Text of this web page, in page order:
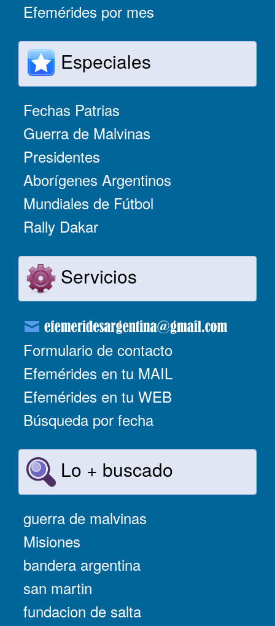
Efemérides por mes
Especiales
Fechas Patrias
Guerra de Malvinas
Presidentes
Aborígenes Argentinos
Mundiales de Fútbol
Rally Dakar
Servicios
Formulario de contacto
Efemérides en tu MAIL
Efemérides en tu WEB
Búsqueda por fecha
Lo + buscado
guerra de malvinas
Misiones
bandera argentina
san martin
fundacion de salta